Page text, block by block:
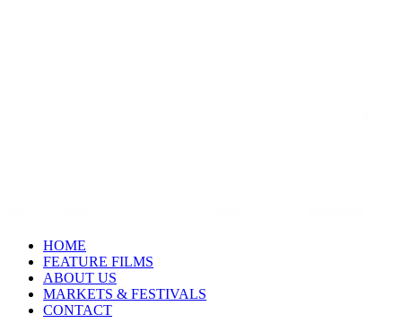
HOME
FEATURE FILMS
ABOUT US
MARKETS & FESTIVALS
CONTACT